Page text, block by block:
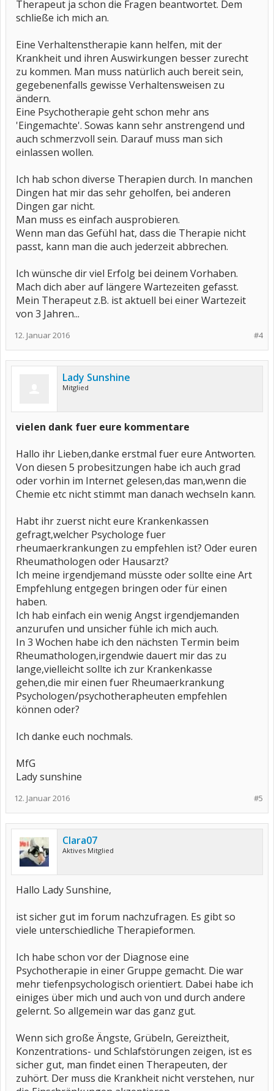
Therapeut ja schon die Fragen beantwortet. Dem
schließe ich mich an.
Eine Verhaltenstherapie kann helfen, mit der
Krankheit und ihren Auswirkungen besser zurecht
zu kommen. Man muss natürlich auch bereit sein,
gegebenenfalls gewisse Verhaltensweisen zu
ändern.
Eine Psychotherapie geht schon mehr ans
'Eingemachte'. Sowas kann sehr anstrengend und
auch schmerzvoll sein. Darauf muss man sich
einlassen wollen.
Ich hab schon diverse Therapien durch. In manchen
Dingen hat mir das sehr geholfen, bei anderen
Dingen gar nicht.
Man muss es einfach ausprobieren.
Wenn man das Gefühl hat, dass die Therapie nicht
passt, kann man die auch jederzeit abbrechen.
Ich wünsche dir viel Erfolg bei deinem Vorhaben.
Mach dich aber auf längere Wartezeiten gefasst.
Mein Therapeut z.B. ist aktuell bei einer Wartezeit
von 3 Jahren...
#4
12. Januar 2016
Lady Sunshine
Mitglied
vielen dank fuer eure kommentare
Hallo ihr Lieben,danke erstmal fuer eure Antworten.
Von diesen 5 probesitzungen habe ich auch grad
oder vorhin im Internet gelesen,das man,wenn die
Chemie etc nicht stimmt man danach wechseln kann.
Habt ihr zuerst nicht eure Krankenkassen
gefragt,welcher Psychologe fuer
rheumaerkrankungen zu empfehlen ist? Oder euren
Rheumathologen oder Hausarzt?
Ich meine irgendjemand müsste oder sollte eine Art
Empfehlung entgegen bringen oder für einen
haben.
Ich hab einfach ein wenig Angst irgendjemanden
anzurufen und unsicher fühle ich mich auch.
In 3 Wochen habe ich den nächsten Termin beim
Rheumathologen,irgendwie dauert mir das zu
lange,vielleicht sollte ich zur Krankenkasse
gehen,die mir einen fuer Rheumaerkrankung
Psychologen/psychotherapheuten empfehlen
können oder?
Ich danke euch nochmals.
MfG
Lady sunshine
#5
12. Januar 2016
Clara07
Aktives Mitglied
Hallo Lady Sunshine,
ist sicher gut im forum nachzufragen. Es gibt so
viele unterschiedliche Therapieformen.
Ich habe schon vor der Diagnose eine
Psychotherapie in einer Gruppe gemacht. Die war
mehr tiefenpsychologisch orientiert. Dabei habe ich
einiges über mich und auch von und durch andere
gelernt. So allgemein war das ganz gut.
Wenn sich große Ängste, Grübeln, Gereiztheit,
Konzentrations- und Schlafstörungen zeigen, ist es
sicher gut, man findet einen Therapeuten, der
zuhört. Der muss die Krankheit nicht verstehen, nur